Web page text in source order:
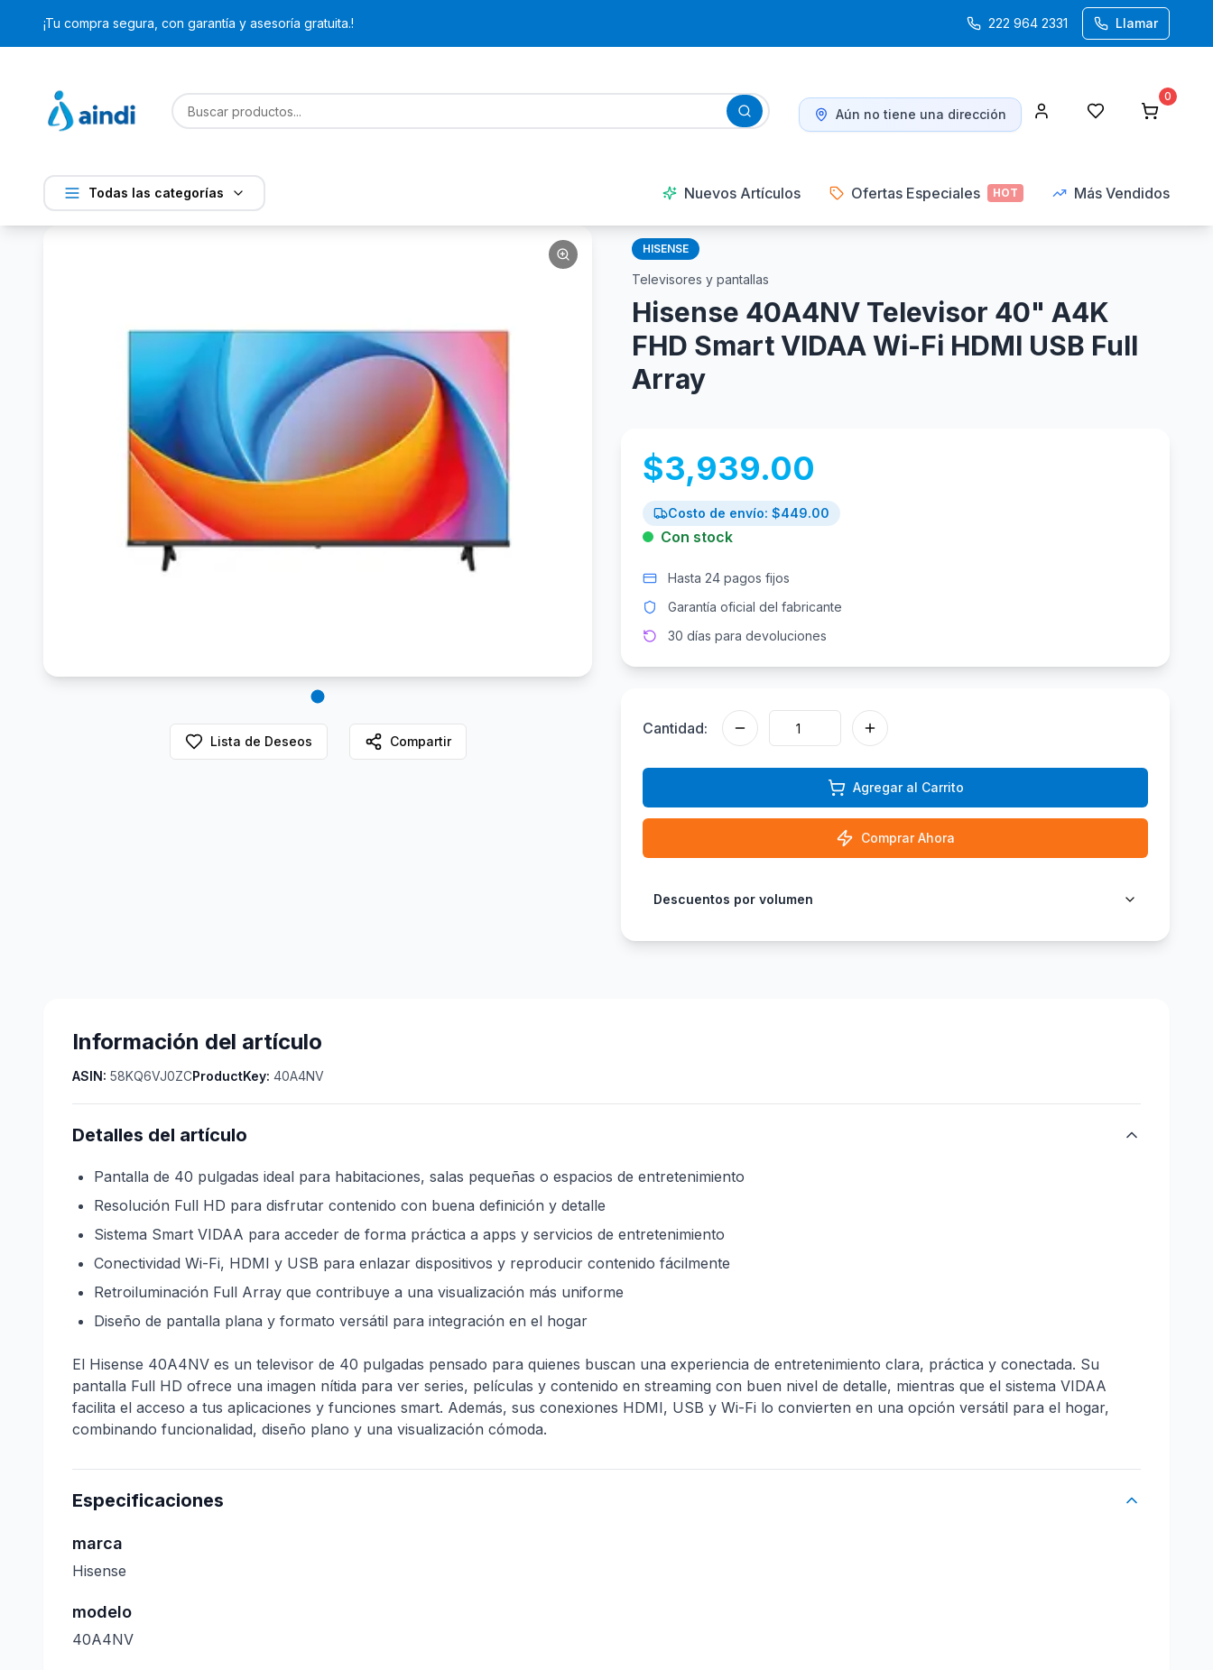
¡Tu compra segura, con garantía y asesoría gratuita.! 222 964 2331 Llamar
Aún no tiene una dirección
0
Todas las categorías Nuevos Artículos Ofertas Especiales HOT Más Vendidos
Lista de Deseos Compartir
HISENSE
Televisores y pantallas
Hisense 40A4NV Televisor 40" A4K
FHD Smart VIDAA Wi-Fi HDMI USB Full
Array
$3,939.00
Costo de envío: $449.00
Con stock
Hasta 24 pagos fijos
Garantía oficial del fabricante
30 días para devoluciones
Cantidad:
Agregar al Carrito
Comprar Ahora
Descuentos por volumen
Información del artículo
ASIN: 58KQ6VJ0ZCProductKey: 40A4NV
Detalles del artículo
Pantalla de 40 pulgadas ideal para habitaciones, salas pequeñas o espacios de entretenimiento
Resolución Full HD para disfrutar contenido con buena definición y detalle
Sistema Smart VIDAA para acceder de forma práctica a apps y servicios de entretenimiento
Conectividad Wi-Fi, HDMI y USB para enlazar dispositivos y reproducir contenido fácilmente
Retroiluminación Full Array que contribuye a una visualización más uniforme
Diseño de pantalla plana y formato versátil para integración en el hogar
El Hisense 40A4NV es un televisor de 40 pulgadas pensado para quienes buscan una experiencia de entretenimiento clara, práctica y conectada. Su
pantalla Full HD ofrece una imagen nítida para ver series, películas y contenido en streaming con buen nivel de detalle, mientras que el sistema VIDAA
facilita el acceso a tus aplicaciones y funciones smart. Además, sus conexiones HDMI, USB y Wi-Fi lo convierten en una opción versátil para el hogar,
combinando funcionalidad, diseño plano y una visualización cómoda.
Especificaciones
marca
Hisense
modelo
40A4NV